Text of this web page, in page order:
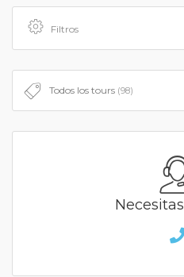
Filtros
Todos los tours (98)
Necesitas